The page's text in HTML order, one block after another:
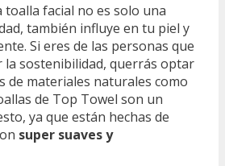
toalla facial no es solo una
también influye en tu piel y
Si eres de las personas que
la sostenibilidad, querrás optar
de materiales naturales como
de Top Towel son un
ya que están hechas de
super suaves y